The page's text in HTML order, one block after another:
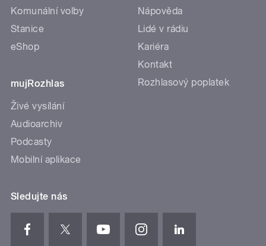
Komunální volby
Stanice
eShop
mujRozhlas
Živé vysílání
Audioarchiv
Podcasty
Mobilní aplikace
Nápověda
Lidé v rádiu
Kariéra
Kontakt
Rozhlasový poplatek
Sledujte nás